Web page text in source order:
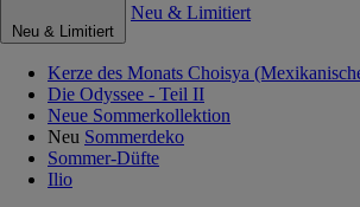
Neu & Limitiert
Neu & Limitiert
Kerze des Monats Choisya
Die Odyssee - Teil II
Neue Sommerkollektion
Neu Sommerdeko
Sommer-Düfte
Ilio